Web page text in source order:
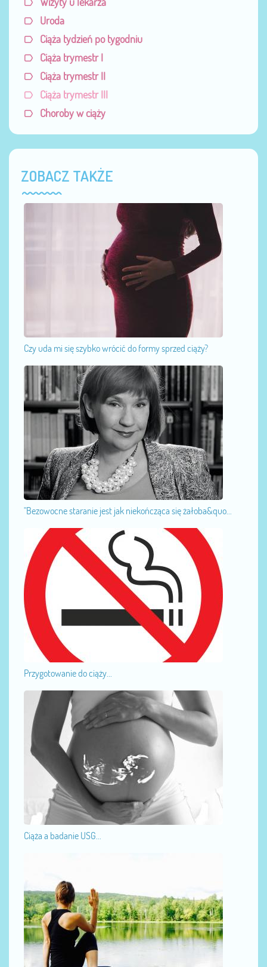
Uroda
Ciąża tydzień po tygodniu
Ciąża trymestr I
Ciąża trymestr II
Ciąża trymestr III
Choroby w ciąży
ZOBACZ TAKŻE
Czy uda mi się szybko wrócić do formy sprzed ciąży?
"Bezowocne staranie jest jak niekończąca się żałoba&quo...
Przygotowanie do ciąży...
Ciąża a badanie USG...